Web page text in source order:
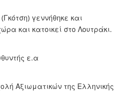
γεννήθηκε και
και κατοικεί στο Λουτράκι.
ε.α
Αξιωματικών της Ελληνικής